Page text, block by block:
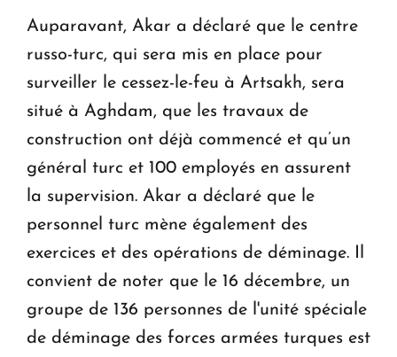
Auparavant, Akar a déclaré que le centre
russo-turc, qui sera mis en place pour
surveiller le cessez-le-feu à Artsakh, sera
situé à Aghdam, que les travaux de
construction ont déjà commencé et qu’un
général turc et 100 employés en assurent
la supervision. Akar a déclaré que le
personnel turc mène également des
exercices et des opérations de déminage. Il
convient de noter que le 16 décembre, un
groupe de 136 personnes de l'unité spéciale
de déminage des forces armées turques est